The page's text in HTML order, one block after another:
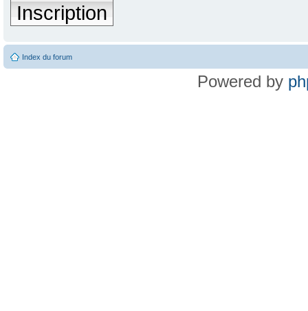
Inscription
Index du forum
Powered by